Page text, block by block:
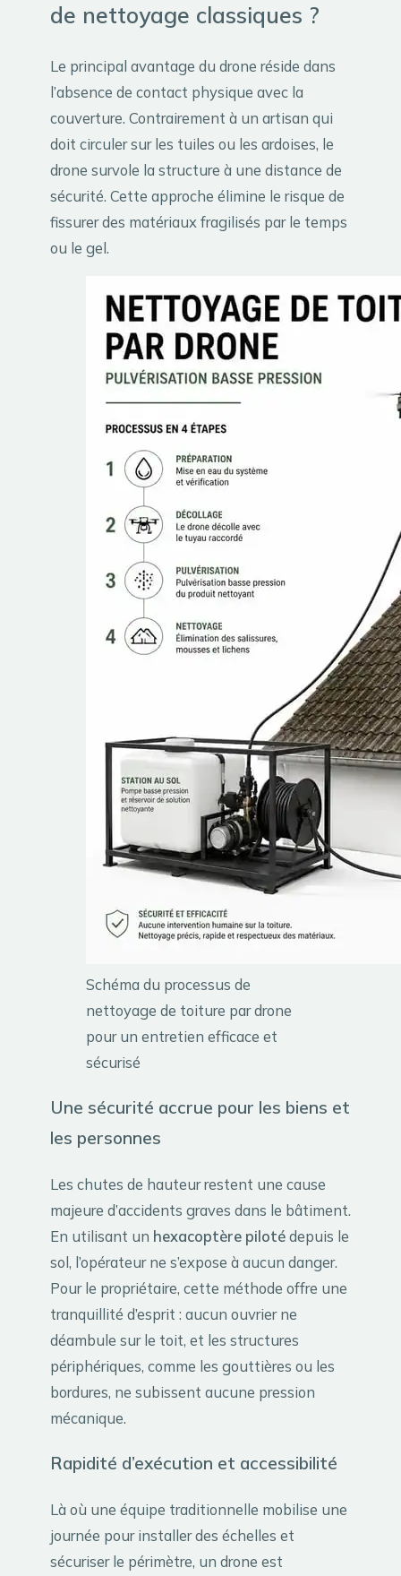
de nettoyage classiques ?
Le principal avantage du drone réside dans
l’absence de contact physique avec la
couverture. Contrairement à un artisan qui
doit circuler sur les tuiles ou les ardoises, le
drone survole la structure à une distance de
sécurité. Cette approche élimine le risque de
fissurer des matériaux fragilisés par le temps
ou le gel.
Schéma du processus de
nettoyage de toiture par drone
pour un entretien efficace et
sécurisé
Une sécurité accrue pour les biens et
les personnes
Les chutes de hauteur restent une cause
majeure d’accidents graves dans le bâtiment.
En utilisant un hexacoptère pilotédepuis le
sol, l’opérateur ne s’expose à aucun danger.
Pour le propriétaire, cette méthode offre une
tranquillité d’esprit : aucun ouvrier ne
déambule sur le toit, et les structures
périphériques, comme les gouttières ou les
bordures, ne subissent aucune pression
mécanique.
Rapidité d’exécution et accessibilité
Là où une équipe traditionnelle mobilise une
journée pour installer des échelles et
sécuriser le périmètre, un drone est